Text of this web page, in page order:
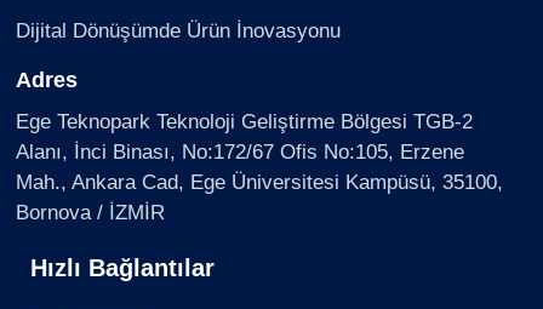
Dijital Dönüşümde Ürün İnovasyonu
Adres
Ege Teknopark Teknoloji Geliştirme Bölgesi TGB-2
Alanı, İnci Binası, No:172/67 Ofis No:105, Erzene
Mah., Ankara Cad, Ege Üniversitesi Kampüsü, 35100,
Bornova / İZMİR
Hızlı Bağlantılar